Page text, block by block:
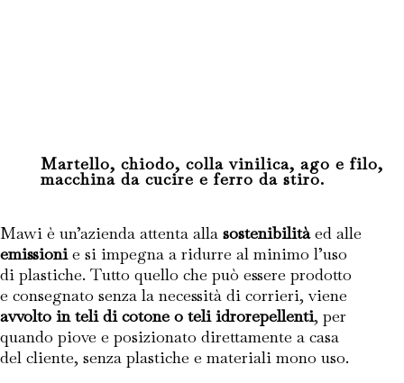
Martello, chiodo, colla vinilica, ago e filo,
macchina da cucire e ferro da stiro.
Mawi è un’azienda attenta alla sostenibilitàed alle
emissionie si impegna a ridurre al minimo l’uso
di plastiche. Tutto quello che può essere prodotto
e consegnato senza la necessità di corrieri, viene
avvolto in teli di cotone o teli idrorepellenti, per
quando piove e posizionato direttamente a casa
del cliente, senza plastiche e materiali mono uso.